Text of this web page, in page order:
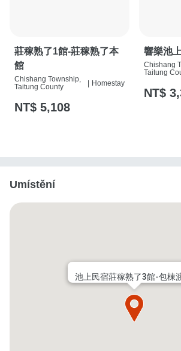
莊稼熟了1館-莊稼熟了本
館
Chishang Township,
Taitung County
Homestay
NT$ 5,108
響樂池
Chishang
Taitung
NT$
Umístění
池上民宿莊稼熟了3館-包棟